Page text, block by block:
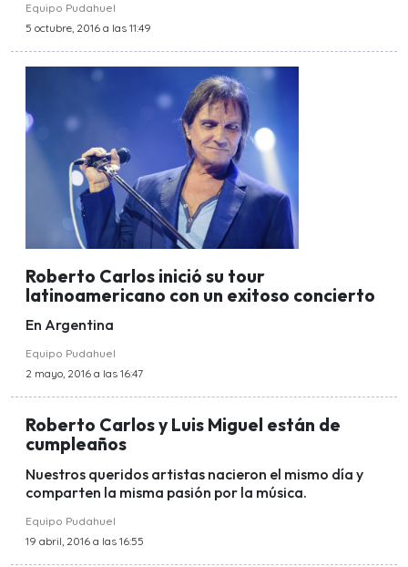
Equipo Pudahuel
5 octubre, 2016 a las 11:49
Roberto Carlos inició su tour
latinoamericano con un exitoso concierto
En Argentina
Equipo Pudahuel
2 mayo, 2016 a las 16:47
Roberto Carlos y Luis Miguel están de
cumpleaños
Nuestros queridos artistas nacieron el mismo día y
comparten la misma pasión por la música.
Equipo Pudahuel
19 abril, 2016 a las 16:55